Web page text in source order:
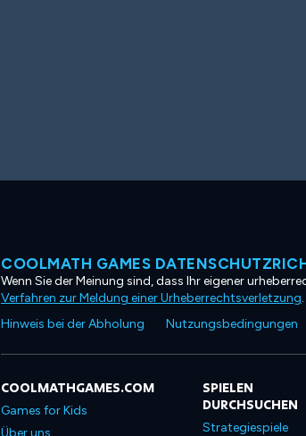
COOLMATH GAMES
Wenn Sie der Meinung sind, dass Ihr eigener
Verfahren zur Meldung einer Urheberrechtsverletzung.
Hinweis bei der Abholung
Nutzungsbedingungen
COOLMATHGAMES.COM
Games for Kids
Über uns
SPIELEN
DURCHSUCHEN
Strategiespiele